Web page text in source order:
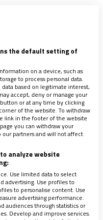
Misión país,
con pasión
Dios deja sus
Gallego, del proyecto
conmovernos ni de
fraterno y
de la Universidad
que “un joven
the default setting of
on a device, such as
to process personal data.
based on legitimate interest,
accept, deny or manage your
or at any time by clicking
of the website. To withdraw
link in the footer of the website
you can withdraw your
our partners and will not affect
analyze website
Use limited data to select
advertising. Use profiles to
to personalise content. Use
advertising performance.
audiences through statistics or
Develop and improve services.